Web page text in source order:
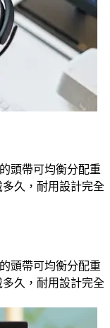
頭帶可均衡分配重
久，耐用設計完全
頭帶可均衡分配重
久，耐用設計完全